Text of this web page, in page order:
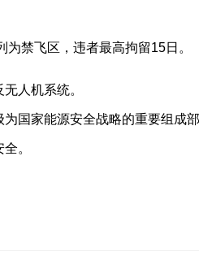
禁飞区，违者最高拘留15日。
人机系统。
国家能源安全战略的重要组
。